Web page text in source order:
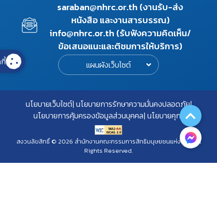
saraban@nhrc.or.th (งานรับ-ส่ง
หนังสือ และงานสารบรรณ)
info@nhrc.or.th (รับฟังความคิดเห็น/
ข้อเสนอแนะและติชมการให้บริการ)
แผนผังเว็บไซต์
นโยบายเว็บไซต์ นโยบายการรักษาความมั่นคงปลอดภัย
นโยบายการคุ้มครองข้อมูลส่วนบุคคล นโยบายคุกกี้
สงวนลิขสิทธิ์ © 2026 สำนักงานคณะกรรมการสิทธิมนุษยชนแห่งชาติ. All
Rights Reserved.